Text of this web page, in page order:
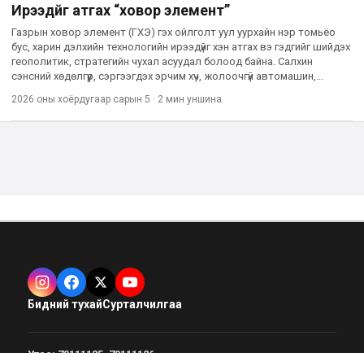
Ирээдүйг атгах “ховор элемент”
Газрын ховор элемент (ГХЭ) гэх ойлголт уул уурхайн нэр томьёо
бус, харин дэлхийн технологийн ирээдүйг хэн атгах вэ гэдгийг шийдэх
геополитик, стратегийн чухал асуудал болоод байна. Салхин
сэнсний хөдөлгүүр, сэргээгдэх эрчим хүч, жолоочгүй автомашин,
2026 оны хоёрдугаар сарын 5 · 2 мин уншина
Бидний тухайСурталчилгаа